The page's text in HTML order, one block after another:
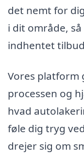
det nemt for
i dit område,
indhentet
Vores platform
processen og
hvad
føle dig tryg
drejer sig om